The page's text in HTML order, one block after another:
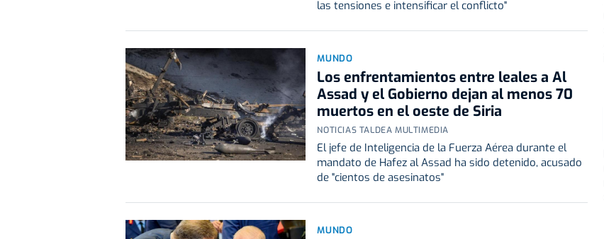
las tensiones e intensificar el conflicto"
MUNDO
Los enfrentamientos entre leales a Al
Assad y el Gobierno dejan al menos 70
muertos en el oeste de Siria
NOTICIAS TALDEA MULTIMEDIA
El jefe de Inteligencia de la Fuerza Aérea durante el
mandato de Hafez al Assad ha sido detenido, acusado
de "cientos de asesinatos"
MUNDO